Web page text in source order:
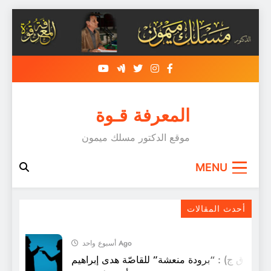
content
المعرفة قـوة
موقع الدكتور مسلك ميمون
MENU
أحدث المقالات
أسبوع واحد Ago
(ق ق ج) : “برودة منعشة” للقاصّة هدى إبراهيم
تحميل مؤلفات عبد الله العروي